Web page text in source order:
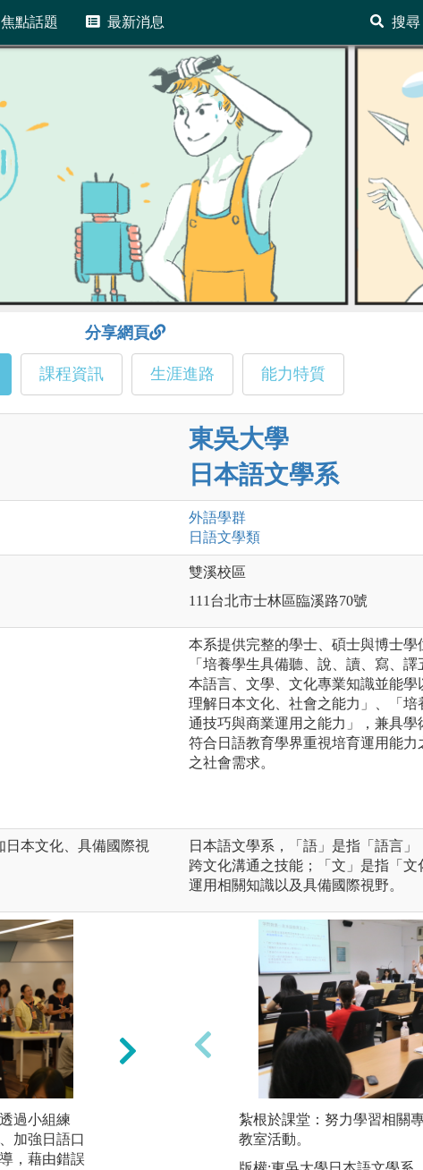
焦點話題 最新消息 搜尋
分享網頁
課程資訊 生涯進路 能力特質
東吳大學
日本語文學系
外語學群
日語文學類
雙溪校區
111台北市士林區臨溪路70號
本系提供完整的學士、碩士與博士
「培養學生具備聽、說、讀、寫、
本語言、文學、文化專業知識並能
理解日本文化、社會之能力」、「
通技巧與商業運用之能力」，兼具學
符合日語教育學界重視培育運用能力
之社會需求。
日本文化、具備國際視
日本語文學系，「語」是指「語言」
跨文化溝通之技能；「文」是指「
運用相關知識以及具備國際視野。
過小組練
加強日語口
，藉由錯誤
日本文化體驗：藉由日本茶道、日
體驗學習日本文化。
紮根於課堂：努力學習相關
教室活動。